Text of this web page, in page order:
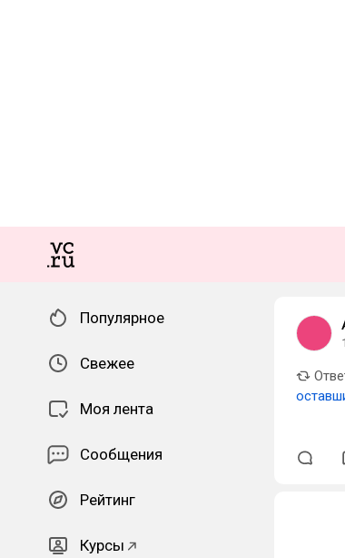
Популярное
Свежее
Моя лента
Сообщения
Рейтинг
Курсы